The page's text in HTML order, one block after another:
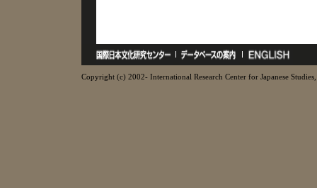
Copyright (c) 2002- International Research Center for Japanese